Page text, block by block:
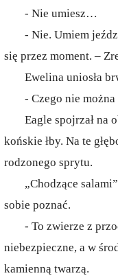
- Nie umiesz…
- Nie. Umiem
się przez moment. –
Ewelina uniosła
- Czego nie
Eagle spojrzał na
końskie łby. Na te
rodzonego sprytu.
„Chodzące
sobie poznać.
- To zwierze z
niebezpieczne, a w
kamienną twarzą.